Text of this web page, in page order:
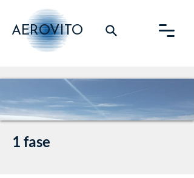
AEROVITO
1 fase